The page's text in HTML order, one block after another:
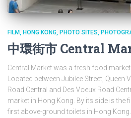
FILM HONG KONG PHOTO SITES
中環街市 Central
Central Market was a fresh food market
Located between Jubilee Street, Queen
Road Central and Des Voeux Road
market in Hong Kong. By its side is the
first above-ground toilets in Hong